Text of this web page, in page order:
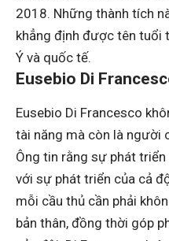
2018. Những thành tích
khẳng định được tên tuổi
Ý và quốc tế.
Eusebio Di
Eusebio Di Francesco
tài năng mà còn là người
Ông tin rằng sự phát
với sự phát triển của cả
mỗi cầu thủ cần phải
bản thân, đồng thời góp